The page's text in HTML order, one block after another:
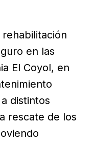
en las
El Coyol, en
distintos
rescate de los